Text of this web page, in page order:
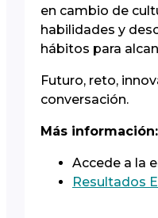
en cambio de
habilidades y
hábitos para
Futuro, reto,
conversación.
Más información:
Accede a la
Resultados